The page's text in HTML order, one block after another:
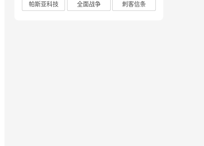
帕斯亚科技
全面战争 刺客信条